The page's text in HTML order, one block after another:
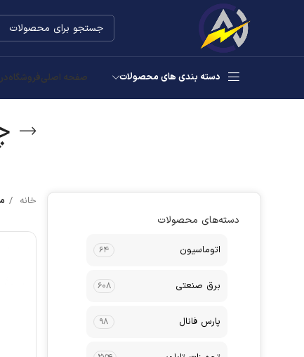
دسته بندی های محصولات صفحه اصلیفروشگاه
دسته‌های محصولات
اتوماسیون ۶۴
برق صنعتی ۶۰۸
پارس فانال ۹۸
خانه